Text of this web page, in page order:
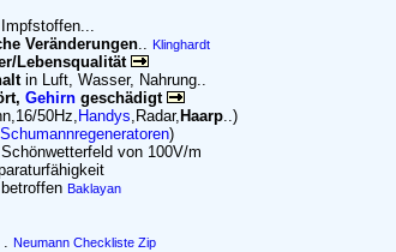
Veränderungen.. Klinghardt
Lebensqualität
in Luft, Wasser, Nahrung..
Gehirn geschädigt
50Hz, Handys,Radar, Haarp..)
Schumannregeneratoren)
von 100V/m
Baklayan
. Neumann Checkliste Zip